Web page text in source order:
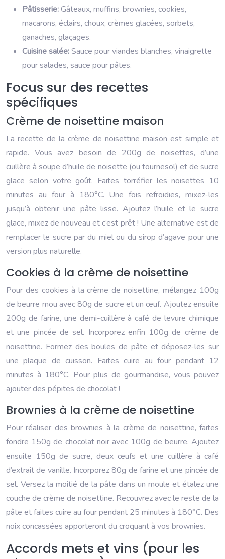
Pâtisserie:Gâteaux, muffins, brownies, cookies,
macarons, éclairs, choux, crèmes glacées, sorbets,
ganaches, glaçages.
Cuisine salée:Sauce pour viandes blanches, vinaigrette
pour salades, sauce pour pâtes.
Focus sur des recettes
spécifiques
Crème de noisettine maison
La recette de la crème de noisettine maison est simple et
rapide. Vous avez besoin de 200g de noisettes, d’une
cuillère à soupe d’huile de noisette (ou tournesol) et de sucre
glace selon votre goût. Faites torréfier les noisettes 10
minutes au four à 180°C. Une fois refroidies, mixez-les
jusqu’à obtenir une pâte lisse. Ajoutez l’huile et le sucre
glace, mixez de nouveau et c’est prêt ! Une alternative est de
remplacer le sucre par du miel ou du sirop d’agave pour une
version plus naturelle.
Cookies à la crème de noisettine
Pour des cookies à la crème de noisettine, mélangez 100g
de beurre mou avec 80g de sucre et un œuf. Ajoutez ensuite
200g de farine, une demi-cuillère à café de levure chimique
et une pincée de sel. Incorporez enfin 100g de crème de
noisettine. Formez des boules de pâte et déposez-les sur
une plaque de cuisson. Faites cuire au four pendant 12
minutes à 180°C. Pour plus de gourmandise, vous pouvez
ajouter des pépites de chocolat !
Brownies à la crème de noisettine
Pour réaliser des brownies à la crème de noisettine, faites
fondre 150g de chocolat noir avec 100g de beurre. Ajoutez
ensuite 150g de sucre, deux œufs et une cuillère à café
d’extrait de vanille. Incorporez 80g de farine et une pincée de
sel. Versez la moitié de la pâte dans un moule et étalez une
couche de crème de noisettine. Recouvrez avec le reste de la
pâte et faites cuire au four pendant 25 minutes à 180°C. Des
noix concassées apporteront du croquant à vos brownies.
Accords mets et vins (pour les